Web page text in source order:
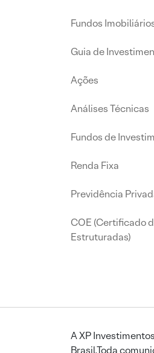
Fundos
Guia de
Ações
Análises Técnicas
Fundos de
Renda Fixa
Previdência
COE (Certificado
Estruturadas)
A XP
Brasil.Toda